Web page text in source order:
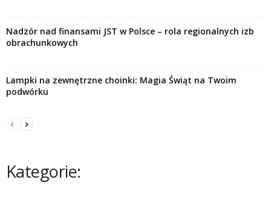
Nadzór nad finansami JST w Polsce – rola regionalnych izb
obrachunkowych
Lampki na zewnętrzne choinki: Magia Świąt na Twoim
podwórku
Kategorie: